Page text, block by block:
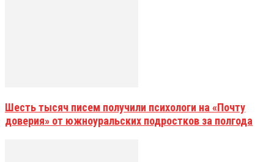
Шесть тысяч писем получили психологи на «Почту
доверия» от южноуральских подростков за полгода